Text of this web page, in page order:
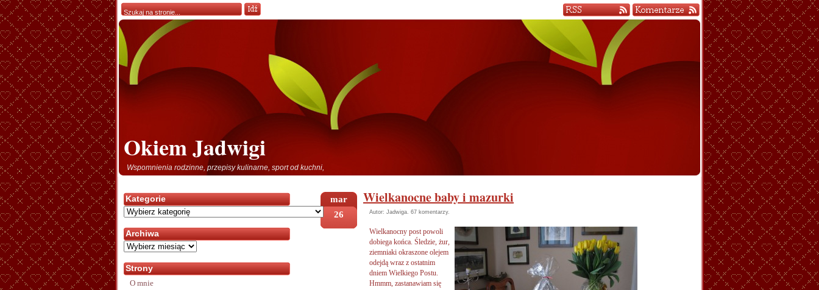
Okiem Jadwigi
Wspomnienia rodzinne, przepisy kulinarne, sport od kuchni,
mar
26
Wielkanocne baby i mazurki
Autor: Jadwiga. 67 komentarzy.
Wielkanocny post powoli
dobiega końca. Śledzie, żur,
ziemniaki okraszone olejem
odejdą wraz z ostatnim
dniem Wielkiego Postu.
Hmmm, zastanawiam się
Kategorie
Kategorie
Archiwa
Archiwa
Strony
O mnie